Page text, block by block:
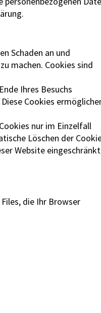
Schaden an und
machen. Cookies sind
Ihres Besuchs
Cookies
nur im Einzelfall
Löschen der
Website eingeschränkt
die Ihr Browser